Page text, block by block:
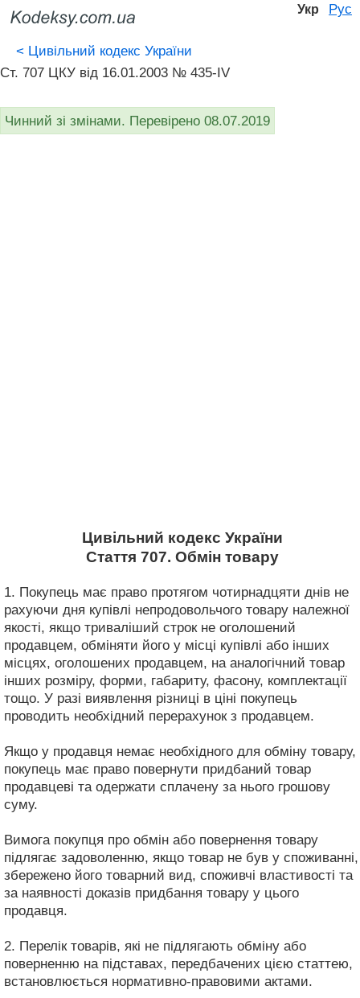
Укр Рус
< Цивільний кодекс України
Ст. 707 ЦКУ від 16.01.2003 № 435-IV
Чинний зі змінами. Перевірено 08.07.2019
Цивільний кодекс України
Стаття 707. Обмін товару
1. Покупець має право протягом чотирнадцяти днів не
рахуючи дня купівлі непродовольчого товару належної
якості, якщо триваліший строк не оголошений
продавцем, обміняти його у місці купівлі або інших
місцях, оголошених продавцем, на аналогічний товар
інших розміру, форми, габариту, фасону, комплектації
тощо. У разі виявлення різниці в ціні покупець
проводить необхідний перерахунок з продавцем.
Якщо у продавця немає необхідного для обміну товару,
покупець має право повернути придбаний товар
продавцеві та одержати сплачену за нього грошову
суму.
Вимога покупця про обмін або повернення товару
підлягає задоволенню, якщо товар не був у споживанні,
збережено його товарний вид, споживчі властивості та
за наявності доказів придбання товару у цього
продавця.
2. Перелік товарів, які не підлягають обміну або
поверненню на підставах, передбачених цією статтею,
встановлюється нормативно-правовими актами.